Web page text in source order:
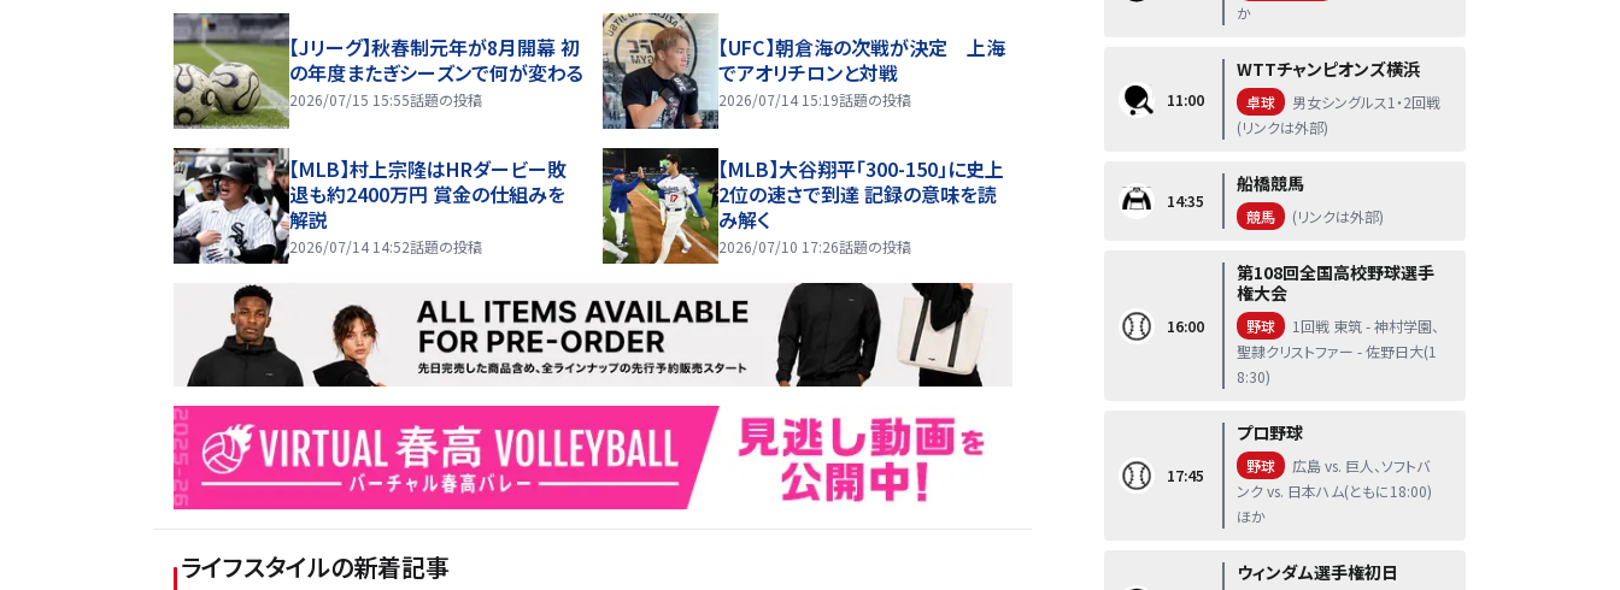
【Jリーグ】秋春制元年が8月開幕 初
の年度またぎシーズンで何が変わる
2026/07/15 15:55話題の投稿
【UFC】朝倉海の次戦が決定 上海
でアオリチロンと対戦
2026/07/14 15:19話題の投稿
【MLB】村上宗隆はHRダービー敗
退も約2400万円 賞金の仕組みを
解説
2026/07/14 14:52話題の投稿
【MLB】大谷翔平「300-150」に史上
2位の速さで到達 記録の意味を読
み解く
2026/07/10 17:26話題の投稿
ライフスタイルの新着記事
か
11:00
WTTチャンピオンズ横浜
卓球
男女シングルス1・2回戦
(リンクは外部)
14:35
船橋競馬
競馬 (リンクは外部)
16:00
第108回全国高校野球選手
権大会
野球
1回戦 東筑 - 神村学園、
聖隷クリストファー - 佐野日大(1
8:30)
17:45
プロ野球
野球
広島 vs. 巨人、ソフトバ
ンク vs. 日本ハム(ともに18:00)
ほか
ウィンダム選手権初日